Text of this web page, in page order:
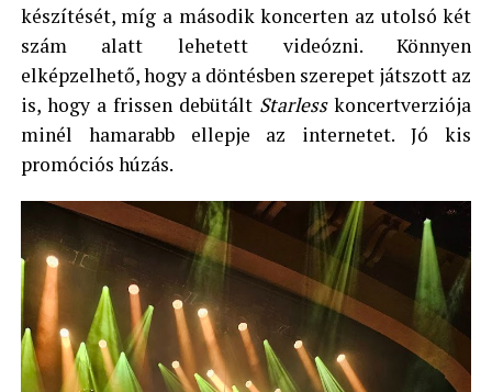
készítését, míg a második koncerten az utolsó két
szám alatt lehetett videózni. Könnyen
elképzelhető, hogy a döntésben szerepet játszott az
is, hogy a frissen debütált Starlesskoncertverziója
minél hamarabb ellepje az internetet. Jó kis
promóciós húzás.